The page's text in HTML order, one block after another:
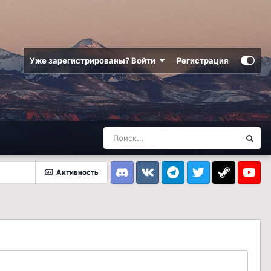
Уже зарегистрированы? Войти Регистрация
Активность
DiscordVK TelegramTwitter Steam